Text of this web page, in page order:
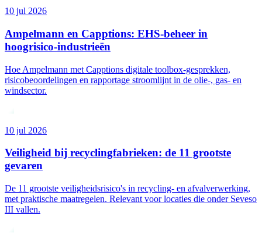
10 jul 2026
Ampelmann en Capptions: EHS-beheer in
hoogrisico-industrieën
Hoe Ampelmann met Capptions digitale toolbox-gesprekken,
risicobeoordelingen en rapportage stroomlijnt in de olie-, gas- en
windsector.
10 jul 2026
Veiligheid bij recyclingfabrieken: de 11 grootste
gevaren
De 11 grootste veiligheidsrisico's in recycling- en afvalverwerking,
met praktische maatregelen. Relevant voor locaties die onder Seveso
III vallen.